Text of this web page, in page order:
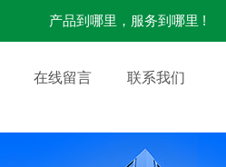
产品到哪里，服务到哪里 !
在线留言 联系我们